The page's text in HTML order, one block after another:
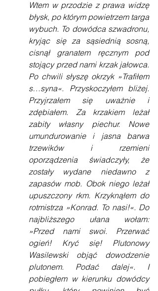
Wtem w przodzie z prawa widzę
błysk, po którym powietrzem targa
wybuch. To dowódca szwadronu,
kryjąc się za sąsiednią sosną,
cisnął granatem ręcznym pod
stojący przed nami krzak jałowca.
Po chwili słyszę okrzyk »Trafiłem
s…syna«. Przyskoczyłem bliżej.
Przyjrzałem się uważnie i
zdębiałem. Za krzakiem leżał
zabity własny piechur. Nowe
umundurowanie i jasna barwa
trzewików i rzemieni
oporządzenia świadczyły, że
zostały wydane niedawno z
zapasów mob. Obok niego leżał
upuszczony rkm. Krzyknąłem do
rotmistrza »Konrad. To nasi!«. Do
najbliższego ułana wołam:
»Przed nami swoi. Przerwać
ogień! Kryć się! Plutonowy
Wasilewski objąć dowodzenie
plutonem. Podać dalej«. I
pobiegłem w kierunku dowódcy